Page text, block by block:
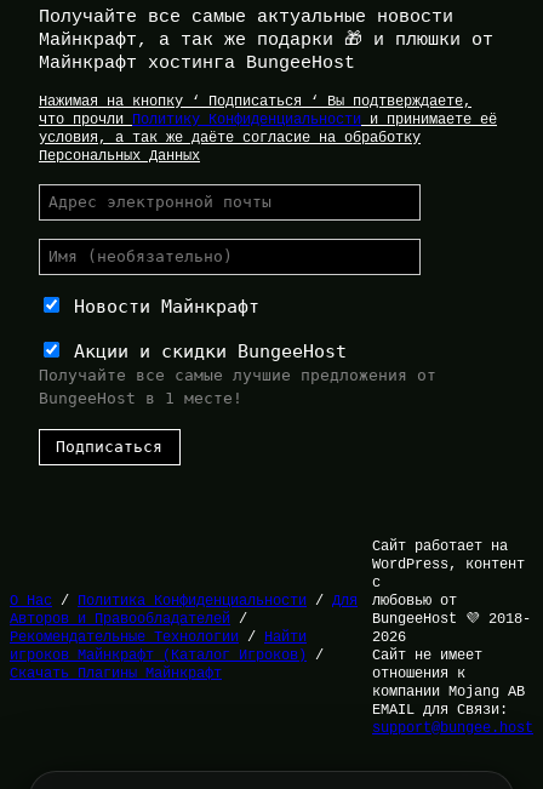
Получайте все самые актуальные новости
Майнкрафт, а так же подарки 🎁 и плюшки от
Майнкрафт хостинга BungeeHost
Нажимая на кнопку ‘ Подписаться ‘ Вы подтверждаете,
что прочли Политику Конфиденциальности и принимаете её
условия, а так же даёте согласие на обработку
Персональных Данных
Новости Майнкрафт
Акции и скидки BungeeHost
Получайте все самые лучшие предложения от
BungeeHost в 1 месте!
О Нас / Политика Конфиденциальности / Для
Авторов и Правообладателей /
Рекомендательные Технологии / Найти
игроков Майнкрафт (Каталог Игроков) /
Скачать Плагины Майнкрафт
Сайт работает на
WordPress, контент
с
любовью от
BungeeHost 💜 2018-
2026
Сайт не имеет
отношения к
компании Mojang AB
EMAIL для Связи:
support@bungee.host